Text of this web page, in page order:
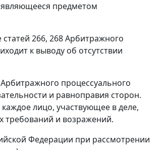
предметом
статей 266, 268Арбитражного
к выводу об отсутствии
Арбитражного процессуального
и равноправия сторон.
лицо, участвующее в деле,
требований и возражений.
Федерации при рассмотрении